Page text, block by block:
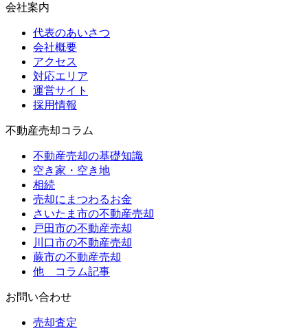
会社案内
代表のあいさつ
会社概要
アクセス
対応エリア
運営サイト
採用情報
不動産売却コラム
不動産売却の基礎知識
空き家・空き地
相続
売却にまつわるお金
さいたま市の不動産売却
戸田市の不動産売却
川口市の不動産売却
蕨市の不動産売却
他 コラム記事
お問い合わせ
売却査定